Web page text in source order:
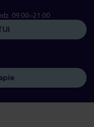
09:00–21:00